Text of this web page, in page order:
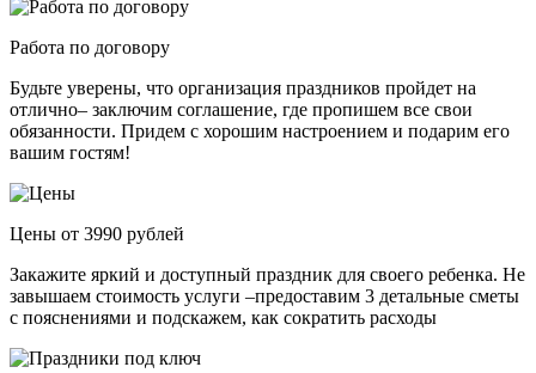
Работа по договору
Будьте уверены, что организация праздников пройдет на
отлично– заключим соглашение, где пропишем все свои
обязанности. Придем с хорошим настроением и подарим его
вашим гостям!
Цены от 3990 рублей
Закажите яркий и доступный праздник для своего ребенка. Не
завышаем стоимость услуги –предоставим 3 детальные сметы
с пояснениями и подскажем, как сократить расходы